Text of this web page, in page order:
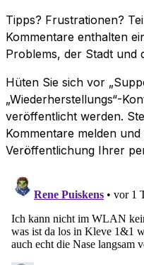
Tipps? Frustrationen?
Kommentare enthalten
Problems, der Stadt und
Hüten Sie sich vor
„Wiederherstellungs“-
veröffentlicht werden.
Kommentare melden
Veröffentlichung Ihrer